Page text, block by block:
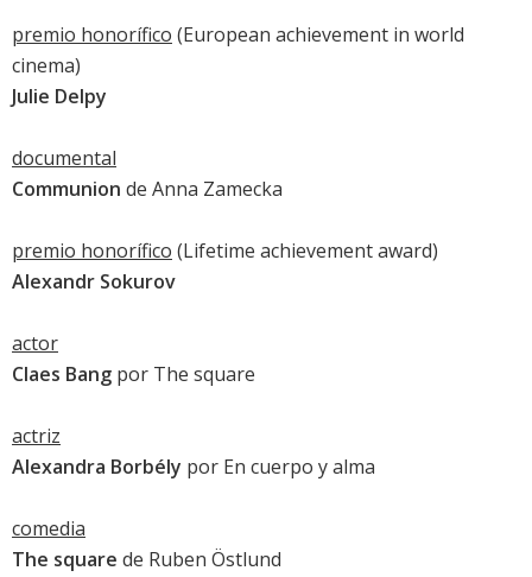
premio honorífico (European achievement in world
cinema)
Julie Delpy
documental
Communion de Anna Zamecka
premio honorífico (Lifetime achievement award)
Alexandr Sokurov
actor
Claes Bang por The square
actriz
Alexandra Borbély por En cuerpo y alma
comedia
The square de Ruben Östlund